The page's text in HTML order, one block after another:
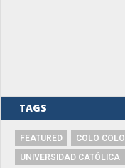
TAGS
FEATURED COLO COLO
UNIVERSIDAD CATÓLICA